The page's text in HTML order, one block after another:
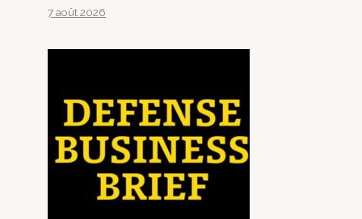
7 août 2026